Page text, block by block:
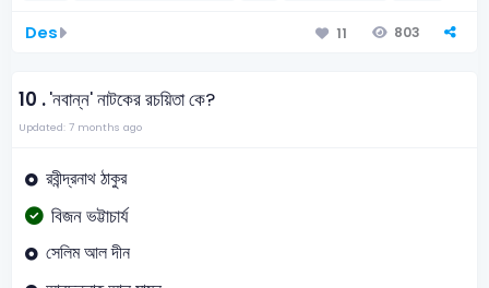
Des 11 803
10 .'নবান্ন' নাটকের রচয়িতা কে?
Updated: 7 months ago
রবীন্দ্রনাথ ঠাকুর
বিজন ভট্টাচার্য
সেলিম আল দীন